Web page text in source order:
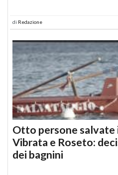
di Redazione
Otto persone salvate
Vibrata e Roseto:
dei bagnini